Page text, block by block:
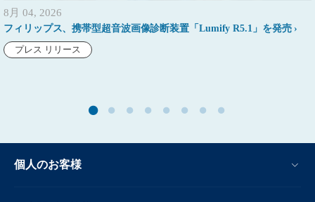
8月 04, 2026
フィリップス、携帯型超音波画像診断装置「Lumify R5.1」を発売
プレス リリース
個人のお客様